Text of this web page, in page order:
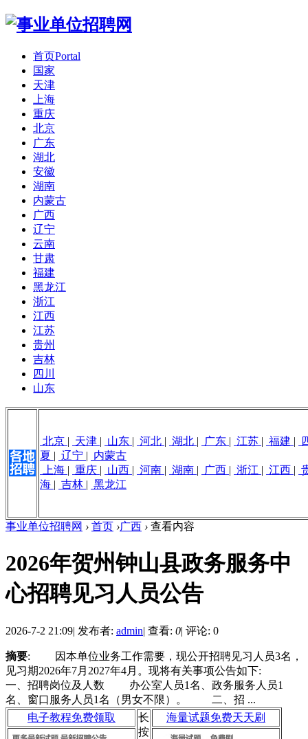
首页Portal
国家
天津
上海
重庆
北京
广东
湖北
安徽
湖南
内蒙古
广西
辽宁
云南
甘肃
福建
黑龙江
浙江
江西
江苏
贵州
吉林
四川
山东
北京 | 天津 | 山东 | 河北 | 湖北 | 广东 | 江苏 | 福建 |
夏 | 辽宁 | 内蒙古
上海 | 重庆 | 山西 | 河南 | 湖南 | 广西 | 浙江 | 江西 |
海 | 吉林 | 黑龙江
事业单位招聘网 › 首页 ›广西 › 查看内容
2026年贺州钟山县政务服务中
心招聘见习人员公告
2026-7-2 21:09| 发布者: admin| 查看: 0| 评论: 0
摘要: 因本单位业务工作需要，现公开招聘见习人员3名，
见习期2026年7月2027年4月。现将有关事项公告如下:
一、招聘岗位及人数 办公室人员1名、政务服务人员1
名、窗口服务人员1名（男女不限）。 二、招 ...
电子教程免费领取
长
按
海量试题免费天天刷